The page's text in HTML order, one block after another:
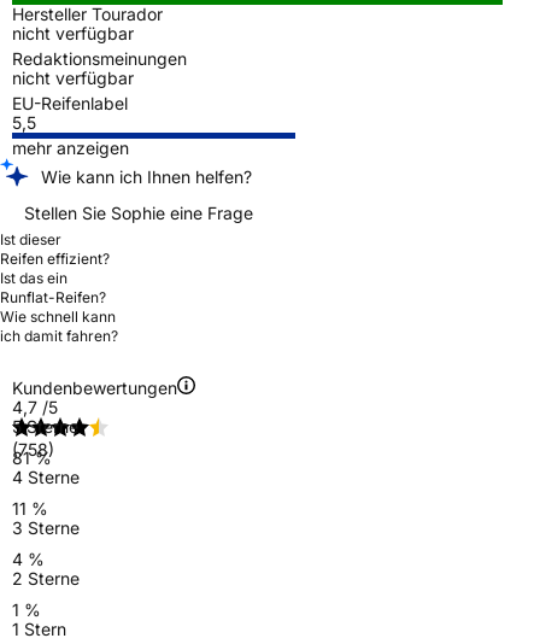
Hersteller Tourador
nicht verfügbar
Redaktionsmeinungen
nicht verfügbar
EU-Reifenlabel
5,5
mehr anzeigen
Wie kann ich Ihnen helfen?
Stellen Sie Sophie eine Frage
Ist dieser
Reifen effizient?
Ist das ein
Runflat-Reifen?
Wie schnell kann
ich damit fahren?
Kundenbewertungen
4,7 /5
(758)
5 Sterne
81 %
4 Sterne
11 %
3 Sterne
4 %
2 Sterne
1 %
1 Stern